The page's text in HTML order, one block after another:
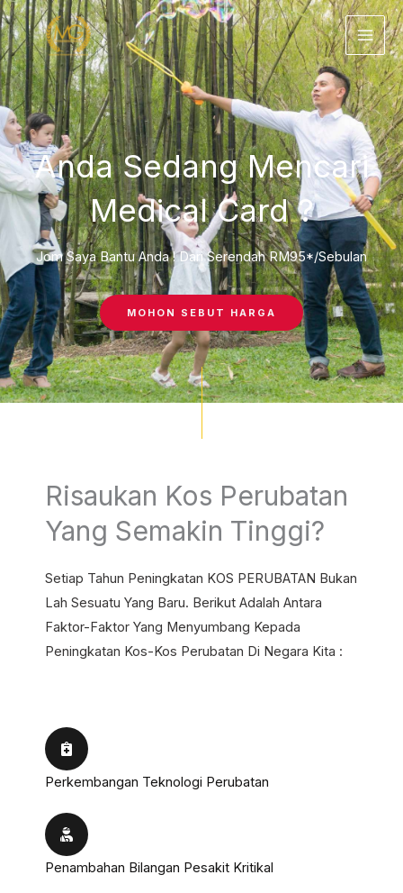
Skip
to
content
Anda Sedang Mencari
Medical Card ?
Jom Saya Bantu Anda ! Dari Serendah RM95*/Sebulan
MOHON SEBUT HARGA
Risaukan Kos Perubatan
Yang Semakin Tinggi?
Setiap Tahun Peningkatan KOS PERUBATAN Bukan
Lah Sesuatu Yang Baru. Berikut Adalah Antara
Faktor-Faktor Yang Menyumbang Kepada
Peningkatan Kos-Kos Perubatan Di Negara Kita :
Perkembangan Teknologi Perubatan
Penambahan Bilangan Pesakit Kritikal